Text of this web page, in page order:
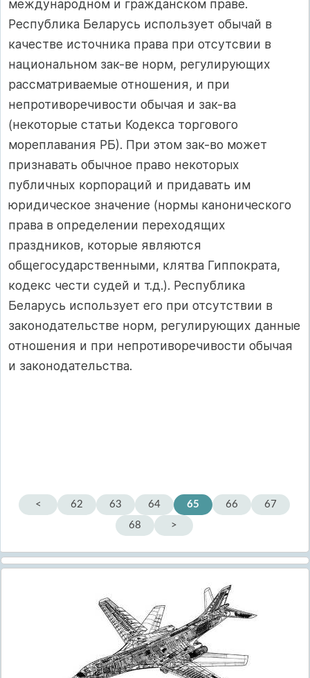
международном и гражданском праве.
Республика Беларусь использует обычай в
качестве источника права при отсутсвии в
национальном зак-ве норм, регулирующих
рассматриваемые отношения, и при
непротиворечивости обычая и зак-ва
(некоторые статьи Кодекса торгового
мореплавания РБ). При этом зак-во может
признавать обычное право некоторых
публичных корпораций и придавать им
юридическое значение (нормы канонического
права в определении переходящих
праздников, которые являются
общегосударственными, клятва Гиппократа,
кодекс чести судей и т.д.). Республика
Беларусь использует его при отсутствии в
законодательстве норм, регулирующих данные
отношения и при непротиворечивости обычая
и законодательства.
< 62 63 64 65 66
67
68
>